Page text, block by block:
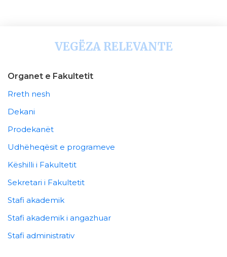
VEGËZA RELEVANTE
Organet e Fakultetit
Rreth nesh
Dekani
Prodekanët
Udhëheqësit e programeve
Këshilli i Fakultetit
Sekretari i Fakultetit
Stafi akademik
Stafi akademik i angazhuar
Stafi administrativ